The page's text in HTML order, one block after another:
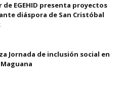
EGEHID presenta proyectos
diáspora de San Cristóbal
Jornada de inclusión social en
Maguana